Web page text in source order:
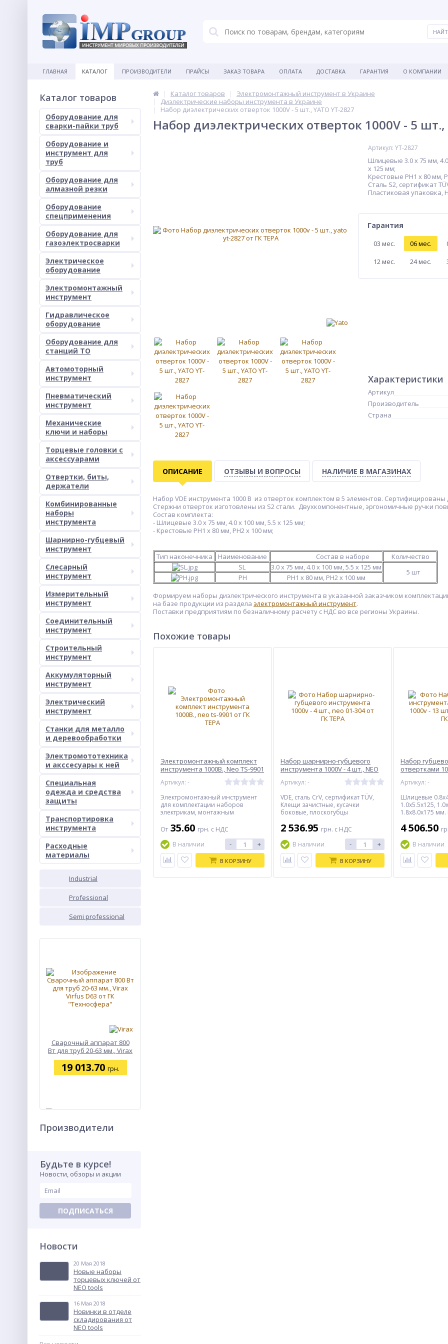
ГЛАВНАЯ КАТАЛОГ ПРОИЗВОДИТЕЛИ ПРАЙСЫ ЗАКАЗ ТОВАРА ОПЛАТА ДОСТАВКА ГАРАНТИЯ О КОМПАНИИ
Каталог товаров
Оборудование для
сварки-пайки труб
Оборудование и
инструмент для
труб
Оборудование для
алмазной резки
Оборудование
спецприменения
Оборудование для
газоэлектросварки
Электрическое
оборудование
Электромонтажный
инструмент
Гидравлическое
оборудование
Оборудование для
станций ТО
Автомоторный
инструмент
Пневматический
инструмент
Механические
ключи и наборы
Торцевые головки с
аксессуарами
Отвертки, биты,
держатели
Комбинированные
наборы
инструмента
Шарнирно-губцевый
инструмент
Слесарный
инструмент
Измерительный
инструмент
Соединительный
инструмент
Строительный
инструмент
Аккумуляторный
инструмент
Электрический
инструмент
Станки для металло
и деревообработки
Электромототехника
и акссесуары к ней
Специальная
одежда и средства
защиты
Транспортировка
инструмента
Расходные
материалы
Industrial
Professional
Semi professional
Сварочный аппарат 800
Вт для труб 20-63 мм., Virax
Virfus D63
19 013.70 грн.
Комбинезон рабочий 48-
58 размер, 164-200 см., Neo
1 887.70грн.
Установка для алмазного
сверления Eibenstock
DBE162 K
107 224.80
Производители
Будьте в курсе!
Новости, обзоры и акции
ПОДПИСАТЬСЯ
Новости
20 Мая 2018
Новые наборы
торцевых ключей от
NEO tools
16 Мая 2018
Новинки в отделе
складирования от
NEO tools
Каталог товаров
Электромонтажный инструмент в Украине
Диэлектрические наборы инструмента в Украине
Набор диэлектрических отверток 1000V - 5 шт., YATO YT-2827
Набор диэлектрических отверток 1000V - 5 шт.,
Артикул: YT-2827
Шлицевые 3.0 х 75 мм,
х 125 мм;
Крестовые PH1 х 80 мм,
Сталь S2, сертификат
Пластиковая упаковка,
Гарантия
03 мес. 06 мес.
12 мес.
24 мес.
Характеристики
Артикул
Производитель
Страна
ОПИСАНИЕ ОТЗЫВЫ И ВОПРОСЫ НАЛИЧИЕ В МАГАЗИНАХ
Набор VDE инструмента 1000 В из отверток комплектом в 5 элементов.
Стержни отверток изготовлены из S2 стали. Двухкомпонентные, эргономичные ручки
Состав комплекта:
- Шлицевые 3.0 х 75 мм, 4.0 х 100 мм, 5.5 х 125 мм;
- Крестовые PH1 х 80 мм, PH2 х 100 мм;
Тип наконечника Наименование Состав в наборе
Количество
SL
3.0 х 75 мм, 4.0 х 100 мм, 5.5 х 125 мм
5 шт
PH
PH1 х 80 мм, PH2 х 100 мм
Формируем наборы диэлектрического инструмента в указанной заказчиком
на базе продукции из раздела электромонтажный инструмент.
Поставки предприятиям по безналичному расчету с НДС во все регионы Украины.
Похожие товары
Электромонтажный комплект
инструмента 1000В., Neo TS-9901
Артикул: -
Электромонтажный инструмент
для комплектации наборов
электрикам, монтажным
персоналу. В полном комплекте
набор содержит 35 единиц
инструмента. Включает
диэлектрический, механический,
измерительный, соединительный
инструмент
От 35.60 грн. с НДС
В наличии
- +
В КОРЗИНУ
Набор шарнирно-губцевого
инструмента 1000V - 4 шт., NEO
Артикул: -
VDE, сталь CrV, сертификат TÜV,
Клещи зачистные, кусачки
боковые, плоскогубцы
удлиненные. Количество в: -
упаковке - 1 шт;
2 536.95 грн. с НДС
В наличии
- +
В КОРЗИНУ
Набор
отвертками
Артикул: -
Шлицевые
1.0х5.5х125,
1.8х8.0х175 мм.
PH2х6.0х100
инструмент - 5
отвертки, CrV -
инструмент,
Количество в: -
ящике - 6 шт.
4 506.50
В наличии